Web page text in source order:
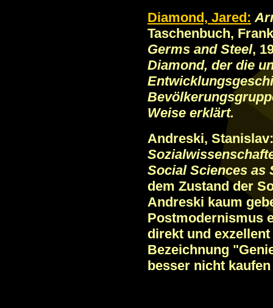
Diamond, Jared:
Taschenbuch,
Germs and Steel,
Diamond, der die
Weise erklärt.
Andreski,
Social Sciences as
dem Zustand der
Andreski kaum
Postmodernismus
direkt und
Bezeichnung
besser nicht kaufen